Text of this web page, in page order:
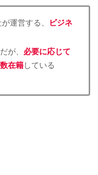
運営する、
ビジネ
が、 必要に応じて
在籍している